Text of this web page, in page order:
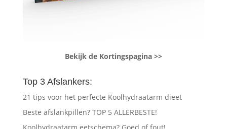
Bekijk de Kortingspagina >>
Top 3 Afslankers:
21 tips voor het perfecte Koolhydraatarm dieet
Beste afslankpillen? TOP 5 ALLERBESTE!
Koolhydraatarm eetschema? Goed of fout!